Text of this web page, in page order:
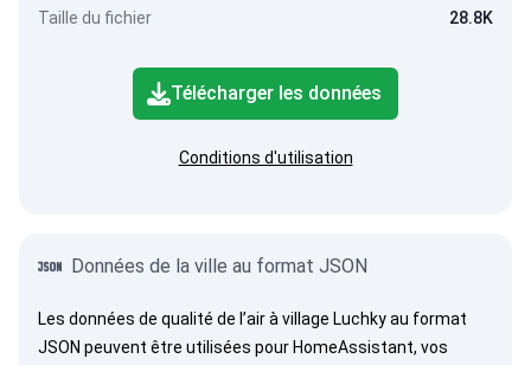
Taille du fichier 28.8K
Télécharger les données
Conditions d'utilisation
Données de la ville au format JSON
Les données de qualité de l’air à village Luchky au format
JSON peuvent être utilisées pour HomeAssistant, vos